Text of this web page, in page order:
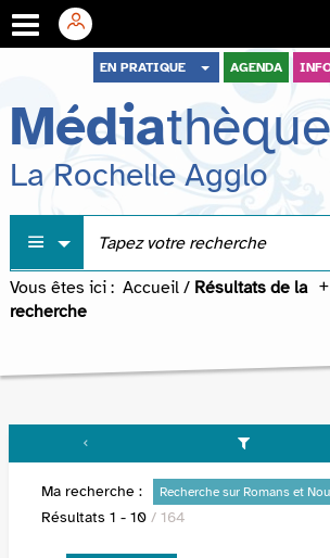
menu
contenu
recherche
EN PRATIQUE AGENDA
Média
La Rochelle Agglo
Vous êtes ici : Accueil / Résultats de la
recherche
Ma recherche : Recherche sur Romans et
Résultats 1 - 10 / 164